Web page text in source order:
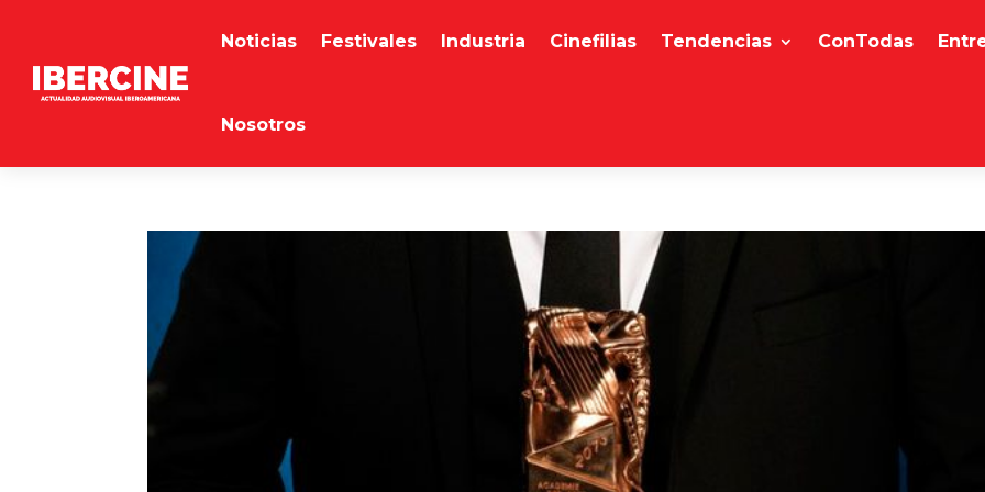
Noticias Festivales Industria Cinefilias Tendencias ConTodas
Nosotros